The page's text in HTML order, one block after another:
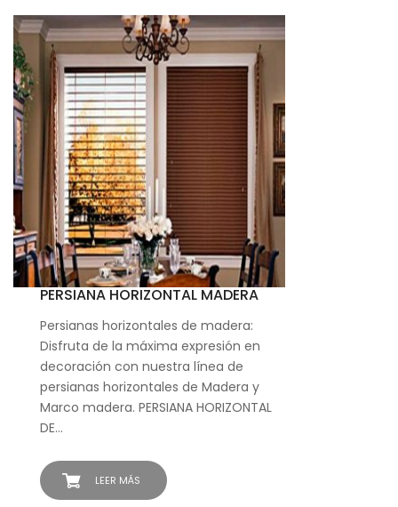
LEER MÁS
PERSIANA HORIZONTAL MADERA
Persianas horizontales de madera:
Disfruta de la máxima expresión en
decoración con nuestra línea de
persianas horizontales de Madera y
Marco madera. PERSIANA HORIZONTAL
DE…